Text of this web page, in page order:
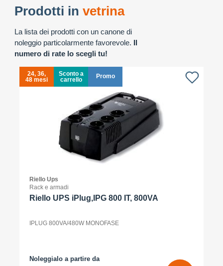
Prodotti in vetrina
La lista dei prodotti con un canone di
noleggio particolarmente favorevole. Il
numero di rate lo scegli tu!
24, 36,
48 mesi
Sconto a
carrello
Promo
Riello Ups
Rack e armadi
Riello UPS iPlug,IPG 800 IT, 800VA
IPLUG 800VA/480W MONOFASE
Noleggialo a partire da